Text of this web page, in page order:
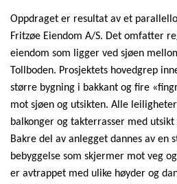
Oppdraget er resultat av et
Fritzøe Eiendom A/S. Det omfatter
eiendom som ligger ved sjøen
Tollboden. Prosjektets hovedgrep
større bygning i bakkant og fire
mot sjøen og utsikten. Alle
balkonger og takterrasser med
Bakre del av anlegget dannes av en
bebyggelse som skjermer mot veg
er avtrappet med ulike høyder og